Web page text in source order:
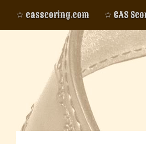
☆ casscoring.com ☆ CAS